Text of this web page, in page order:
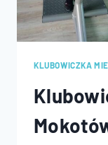
KLUBOWICZKA